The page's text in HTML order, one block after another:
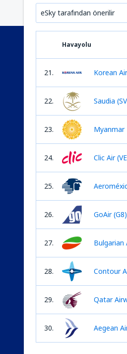
eSky tarafından önerilir
Havayolu
21. Korean
22. Saudia
23. Myanmar
24. Clic Air
25.
26. GoAir (G8)
27. Bulgarian
28. Contour
29. Qatar
30. Aegean